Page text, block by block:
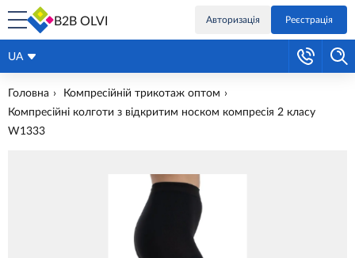
B2B OLVI Авторизація Реєстрація
UA
Головна
Компресійній трикотаж оптом
Компресійні колготи з відкритим носком компресія 2 класу
W1333